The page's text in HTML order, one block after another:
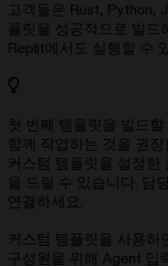
고객들은 Rust, Python,
플릿을 성공적으로 빌드
Replit에서도 실행할 수
첫 번째 템플릿을 빌드할
함께 작업하는 것을 권
커스텀 템플릿을 설정한
을 드릴 수 있습니다. 담
연결하세요.
커스텀 템플릿을 사용하
구성원을 위해 Agent 입